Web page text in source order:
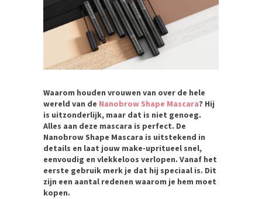
Waarom houden vrouwen van over de hele
wereld van de Nanobrow Shape Mascara? Hij
is uitzonderlijk, maar dat is niet genoeg.
Alles aan deze mascara is perfect. De
Nanobrow Shape Mascara is uitstekend in
details en laat jouw make-upritueel snel,
eenvoudig en vlekkeloos verlopen. Vanaf het
eerste gebruik merk je dat hij speciaal is. Dit
zijn een aantal redenen waarom je hem moet
kopen.